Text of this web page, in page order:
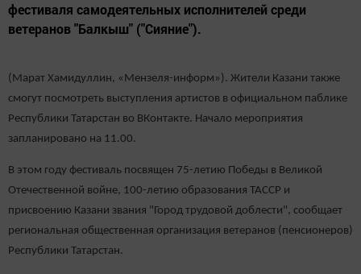
фестиваля самодеятельных исполнителей среди
ветеранов "Балкыш" ("Сияние").
(Марат Хамидуллин, «Мензеля-информ»). Жители Казани также
смогут посмотреть выступления артистов в официальном паблике
Республики Татарстан во ВКонтакте. Начало мероприятия
запланировано на 11.00.
В этом году фестиваль посвящен 75-летию Победы в Великой
Отечественной войне, 100-летию образования ТАССР и
присвоению Казани звания "Город трудовой доблести", сообщает
региональная общественная организация ветеранов (пенсионеров)
Республики Татарстан.